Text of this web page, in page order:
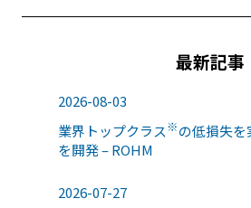
最新記事
2026-08-03
業界トップクラス※の低損失を
を開発 – ROHM
2026-07-27